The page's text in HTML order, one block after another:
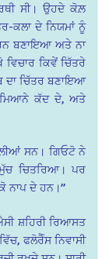
ਸੀ। ਉਹਦੇ ਕੋਲ਼
ਕਲਾ ਦੇ ਨਿਯਮਾਂ ਨੂੰ
ਬਣਾਇਆ ਅਤੇ ਨਾ
ਕਿਵੇਂ ਚਿੱਤਰੇ
ਦਾ ਚਿੱਤਰ ਬਣਾਇਆ
ਕੱਦ ਦੇ, ਅਤੇ
ਸਨ। ਗਿਓਟੋ ਨੇ
ਚਿਤਰਿਆ। ਪਰ
ਨਾਪ ਦੇ ਹਨ।”
ਸ਼ਹਿਰੀ ਰਿਆਸਤ
ਫਲੋਰੈੰਸ ਨਿਵਾਸੀ